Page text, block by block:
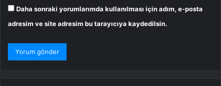
Daha sonraki yorumlarımda kullanılması için adım, e-posta
adresim ve site adresim bu tarayıcıya kaydedilsin.